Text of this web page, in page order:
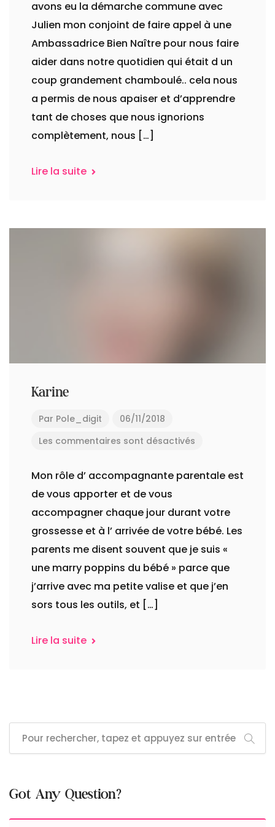
avons eu la démarche commune avec
Julien mon conjoint de faire appel à une
Ambassadrice Bien Naître pour nous faire
aider dans notre quotidien qui était d un
coup grandement chamboulé.. cela nous
a permis de nous apaiser et d’apprendre
tant de choses que nous ignorions
complètement, nous […]
Lire la suite
Karine
Par Pole_digit
06/11/2018
Les commentaires sont désactivés
Mon rôle d’ accompagnante parentale est
de vous apporter et de vous
accompagner chaque jour durant votre
grossesse et à l’ arrivée de votre bébé. Les
parents me disent souvent que je suis «
une marry poppins du bébé » parce que
j’arrive avec ma petite valise et que j’en
sors tous les outils, et […]
Lire la suite
Got Any Question?